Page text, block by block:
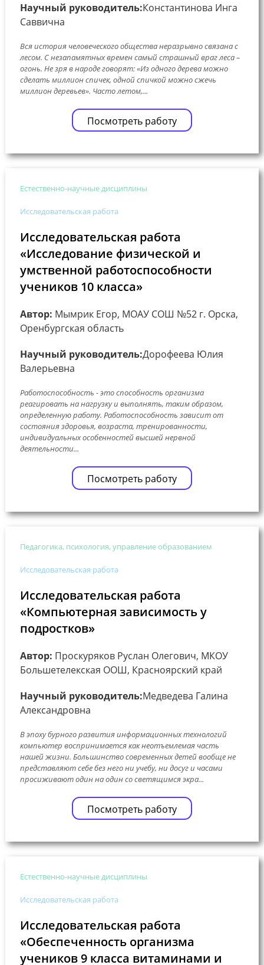
Научный руководитель:Константинова Инга
Саввична
Вся история человеческого общества неразрывно связана с
лесом. С незапамятных времен самый страшный враг леса –
огонь. Не зря в народе говорят: «Из одного дерева можно
сделать миллион спичек, одной спичкой можно сжечь
миллион деревьев». Часто летом,...
Посмотреть работу
Естественно-научные дисциплины
Исследовательская работа
Исследовательская работа
«Исследование физической и
умственной работоспособности
учеников 10 класса»
Автор: Мымрик Егор, МОАУ СОШ №52 г. Орска,
Оренбургская область
Научный руководитель:Дорофеева Юлия
Валерьевна
Работоспособность - это способность организма
реагировать на нагрузку и выполнять, таким образом,
определенную работу. Работоспособность зависит от
состояния здоровья, возраста, тренированности,
индивидуальных особенностей высшей нервной
деятельности...
Посмотреть работу
Педагогика, психология, управление образованием
Исследовательская работа
Исследовательская работа
«Компьютерная зависимость у
подростков»
Автор: Проскуряков Руслан Олегович, МКОУ
Большетелекская ООШ, Красноярский край
Научный руководитель:Медведева Галина
Александровна
В эпоху бурного развития информационных технологий
компьютер воспринимается как неотъемлемая часть
нашей жизни. Большинство современных детей вообще не
представляют себе без него ни учебу, ни досуг и часами
просиживают один на один со светящимся экра...
Посмотреть работу
Естественно-научные дисциплины
Исследовательская работа
Исследовательская работа
«Обеспеченность организма
учеников 9 класса витаминами и